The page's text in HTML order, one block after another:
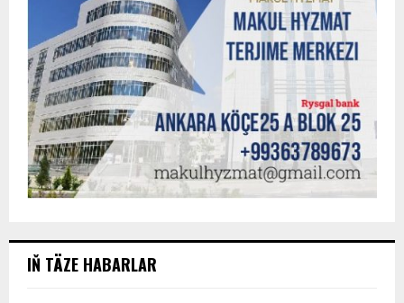
IŇ TÄZE HABARLAR